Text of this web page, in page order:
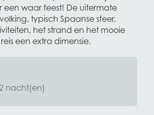
een waar feest! De uitermate
typisch Spaanse sfeer,
het strand en het mooie
een extra dimensie.
nacht(en)